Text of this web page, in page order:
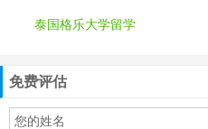
泰国格乐大学留学
免费评估